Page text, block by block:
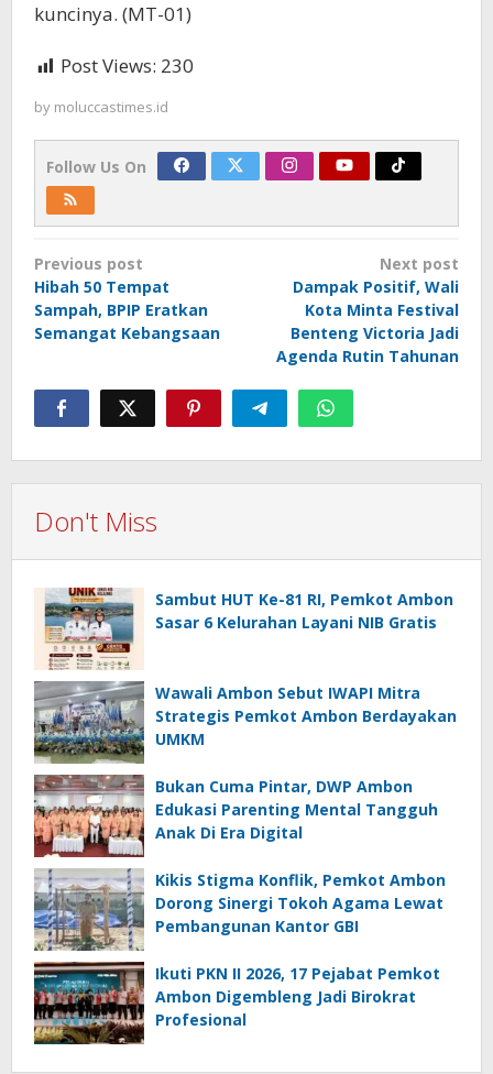
kuncinya. (MT-01)
Post Views: 230
by moluccastimes.id
Follow Us On
Post
navigation
Previous post
Hibah 50 Tempat
Sampah, BPIP Eratkan
Semangat Kebangsaan
Next post
Dampak Positif, Wali
Kota Minta Festival
Benteng Victoria Jadi
Agenda Rutin Tahunan
Don't Miss
Sambut HUT Ke-81 RI, Pemkot Ambon
Sasar 6 Kelurahan Layani NIB Gratis
Wawali Ambon Sebut IWAPI Mitra
Strategis Pemkot Ambon Berdayakan
UMKM
Bukan Cuma Pintar, DWP Ambon
Edukasi Parenting Mental Tangguh
Anak Di Era Digital
Kikis Stigma Konflik, Pemkot Ambon
Dorong Sinergi Tokoh Agama Lewat
Pembangunan Kantor GBI
Ikuti PKN II 2026, 17 Pejabat Pemkot
Ambon Digembleng Jadi Birokrat
Profesional